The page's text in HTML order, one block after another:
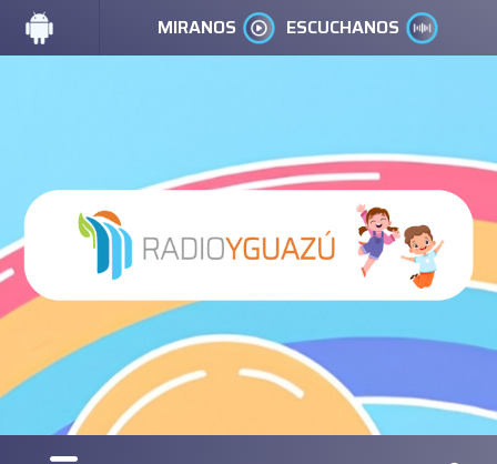
MIRANOS ESCUCHANOS